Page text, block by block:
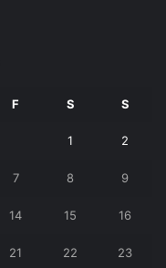
F S S
1 2
7 8 9
14 15 16
21 22 23